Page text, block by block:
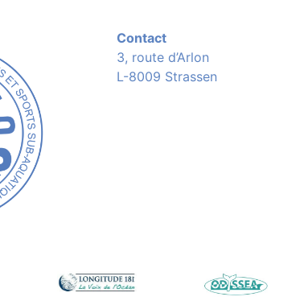
Contact
3, route d’Arlon
L-8009 Strassen